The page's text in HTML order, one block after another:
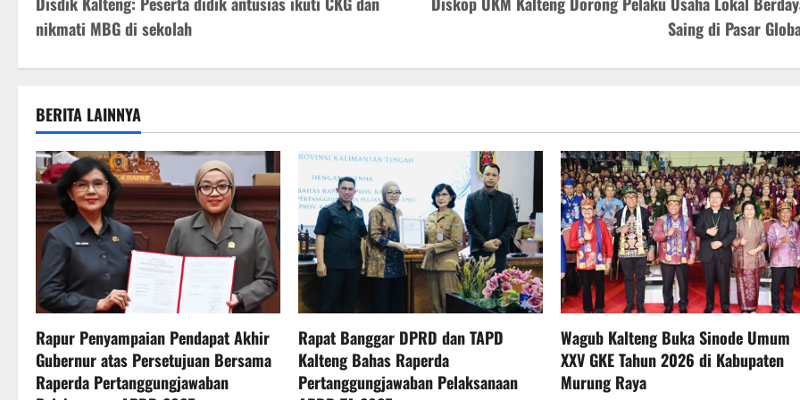
o
s
n
a
v
g
a
t
nikmati MBG di sekolah
Saing di Pasar
BERITA LAINNYA
Rapur Penyampaian Pendapat Akhir
Gubernur atas Persetujuan Bersama
Raperda Pertanggungjawaban
Rapat Banggar DPRD dan TAPD
Kalteng Bahas Raperda
Pertanggungjawaban Pelaksanaan
Wagub Kalteng Buka Sinode Umum
XXV GKE Tahun 2026 di Kabupaten
Murung Raya